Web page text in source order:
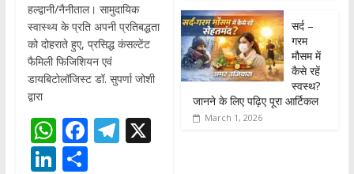
हल्द्वानी/नैनीताल। सामुदायिक
स्वास्थ्य के प्रति अपनी प्रतिबद्धता
को दोहराते हुए, प्रसिद्ध कंसल्टेंट
फैमिली फिजिशियन एवं
डायबिटोलॉजिस्ट डॉ. सुपर्णा जोशी
द्वारा
W
h
F
ac
T X
Li S
सर्द –
गरम
मौसम में
कैसे रहें
स्वस्थ?
जानने के लिए पढ़िए पूरा आर्टिकल
March 1, 2026